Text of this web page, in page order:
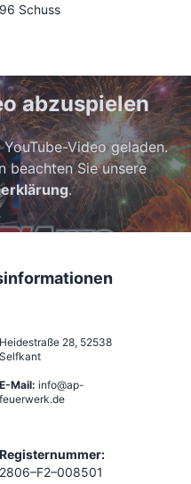
96 Schuss
abzuspielen
Video geladen.
beachten Sie unsere
.
Heidestraße 28, 52538
Selfkant
E-Mail: info@ap-
feuerwerk.de
Registernummer:
2806–F2–008501